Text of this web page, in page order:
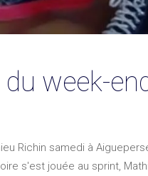
week-
Richin samedi à
s'est jouée au sprint,